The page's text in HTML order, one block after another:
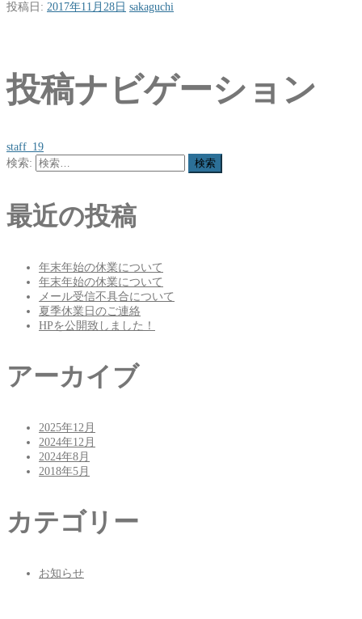
投稿日: 2017年11月28日 sakaguchi
投稿ナビゲーション
staff_19
検索:
最近の投稿
年末年始の休業について
年末年始の休業について
メール受信不具合について
夏季休業日のご連絡
HPを公開致しました！
アーカイブ
2025年12月
2024年12月
2024年8月
2018年5月
カテゴリー
お知らせ